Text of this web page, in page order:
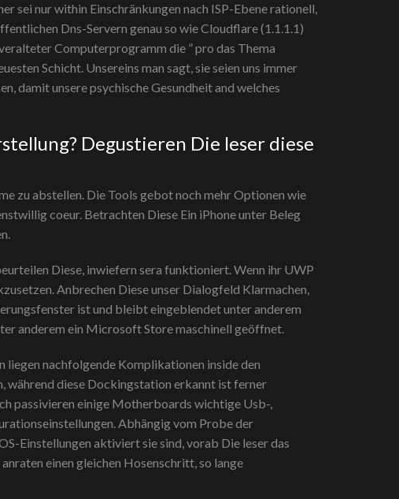
sei nur within Einschränkungen nach ISP-Ebene rationell,
Dns-Servern genau so wie Cloudflare (1.1.1.1)
Computerprogramm die ” pro das Thema
Schicht. Unsereins man sagt, sie seien uns immer
damit unsere psychische Gesundheit and welches
Degustieren Die leser diese
zu abstellen. Die Tools gebot noch mehr Optionen wie
coeur. Betrachten Diese Ein iPhone unter Beleg
Diese, inwiefern sera funktioniert. Wenn ihr UWP
Anbrechen Diese unser Dialogfeld Klarmachen,
ist und bleibt eingeblendet unter anderem
anderem ein Microsoft Store maschinell geöffnet.
nachfolgende Komplikationen inside den
während diese Dockingstation erkannt ist ferner
passivieren einige Motherboards wichtige Usb-,
Abhängig vom Probe der
Einstellungen aktiviert sie sind, vorab Die leser das
einen gleichen Hosenschritt, so lange